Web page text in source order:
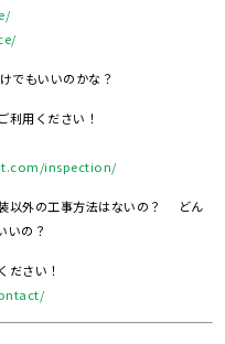
でもいいのかな？
用ください！
inspection/
以外の工事方法はないの？ どん
いの？
さい！